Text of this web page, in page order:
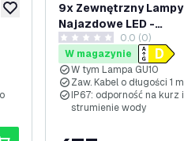
dodaj do listy życzeń
9x Zewnętrzny Lampy
Najazdowe LED -
Kwadratowy - Czarny
- 3W - 4000K - Kabel
zasilający 1 metr
0 Gwiazdki oceny
0.0 (0)
W magazynie
W tym Lampa GU10
Zaw. Kabel o długości 1 m
IP67: odporność na kurz i
strumienie wody